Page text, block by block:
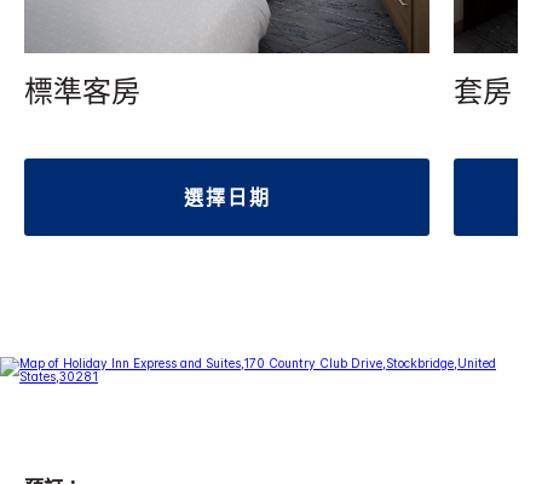
標準客房
選擇日期
套房